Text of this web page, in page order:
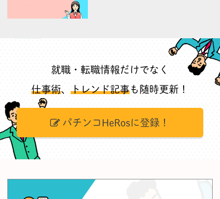
就職・転職情報だけでなく
仕事術、 トレンド記事も随時更新！
パチンコHeRosに登録！